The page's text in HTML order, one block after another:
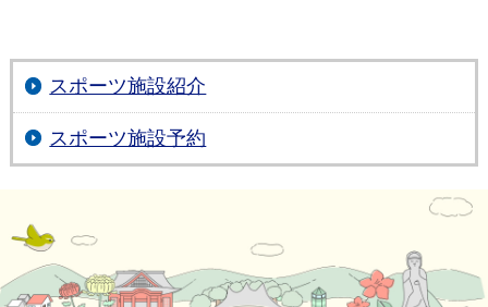
スポーツ施設紹介
スポーツ施設予約